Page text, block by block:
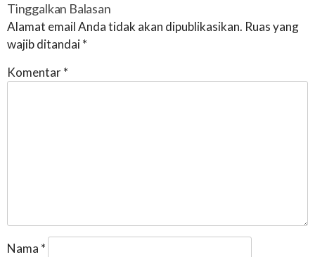
Tinggalkan Balasan
Alamat email Anda tidak akan dipublikasikan. Ruas yang
wajib ditandai*
Komentar*
Nama *